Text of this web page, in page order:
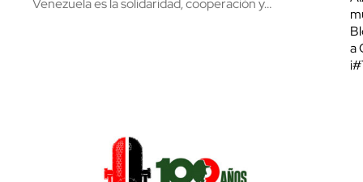
Venezuela es la solidaridad, cooperación y…
a